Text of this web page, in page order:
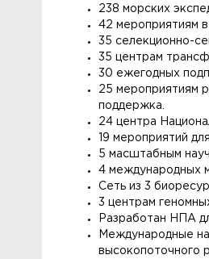
238 морских
42 мероприятиям
35 селекционно-
35 центрам
30 ежегодных
25 мероприятиям
поддержка.
24 центра
19 мероприятий
5 масштабным
4 международных
Сеть из 3
3 центрам
Разработан НПА
Международные
высокопоточного